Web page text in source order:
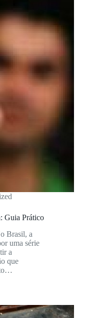
Guia Prático
Brasil, a
uma série
a
que